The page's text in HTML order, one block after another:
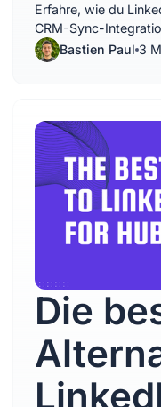
Erfahre, wie du
CRM-Sync-
Bastien Paul 3
Die